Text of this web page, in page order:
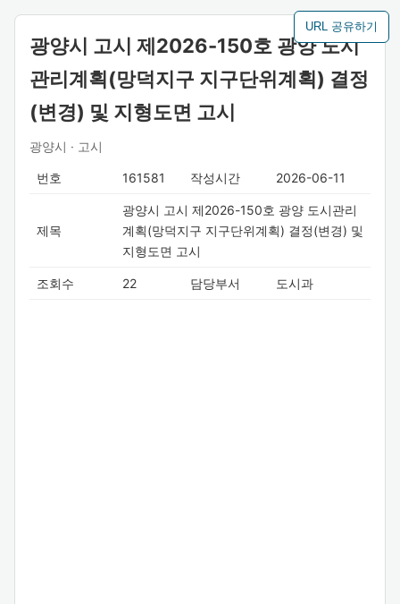
URL 공유하기
광양시 고시 제2026-150호 광양 도시
관리계획(망덕지구 지구단위계획) 결정
(변경) 및 지형도면 고시
광양시 · 고시
번호 161581 작성시간 2026-06-11
제목
광양시 고시 제2026-150호 광양 도시관리
계획(망덕지구 지구단위계획) 결정(변경) 및
지형도면 고시
조회수 22 담당부서 도시과